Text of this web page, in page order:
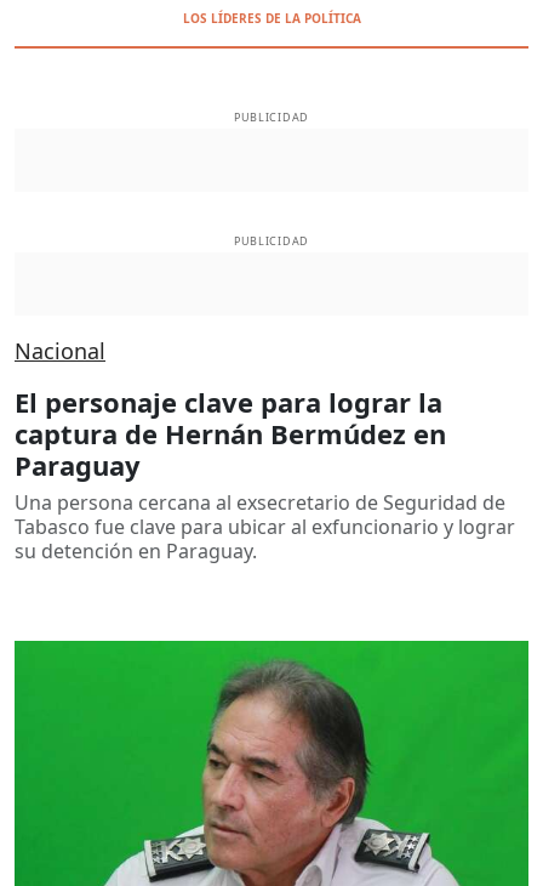
LOS LÍDERES DE LA POLÍTICA
PUBLICIDAD
PUBLICIDAD
Nacional
El personaje clave para lograr la
captura de Hernán Bermúdez en
Paraguay
Una persona cercana al exsecretario de Seguridad de
Tabasco fue clave para ubicar al exfuncionario y lograr
su detención en Paraguay.